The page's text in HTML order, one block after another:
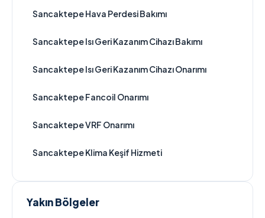
Sancaktepe Hava Perdesi Bakımı
Sancaktepe Isı Geri Kazanım Cihazı Bakımı
Sancaktepe Isı Geri Kazanım Cihazı Onarımı
Sancaktepe Fancoil Onarımı
Sancaktepe VRF Onarımı
Sancaktepe Klima Keşif Hizmeti
Yakın Bölgeler